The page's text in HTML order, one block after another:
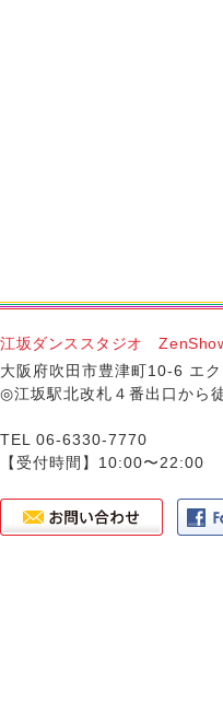
江坂ダンススタジオ
大阪府吹田市豊津町10-6 エ
◎江坂駅北改札４番出口から
TEL 06-6330-7770
【受付時間】10:00〜22:00